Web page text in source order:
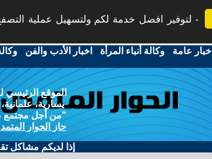
لتوفير افضل خدمة لكم ولتسهيل عملية
أخبار عامة -وكالة أنباء المرأة - اخبار الأدب والفن -
الموقع الرئيسي
يسارية،
"من أجل مجتمع
حاز الحوار
إذا لديكم مشاكل